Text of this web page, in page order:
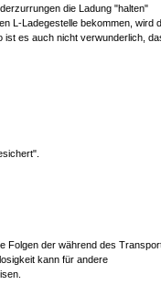
die Ladung "halten"
L-Ladegestelle bekommen, wird
ist es auch nicht verwunderlich,
Folgen der während des
kann für andere